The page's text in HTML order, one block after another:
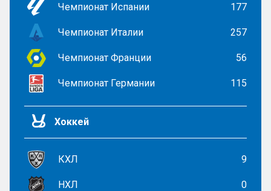
Чемпионат Испании 177
Чемпионат Италии 257
Чемпионат Франции 56
Чемпионат Германии 115
Хоккей
КХЛ 9
НХЛ 0